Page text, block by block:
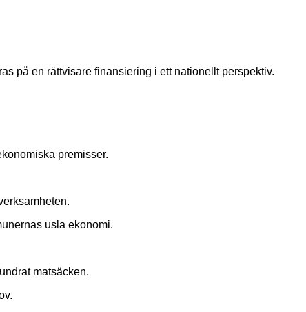
på en rättvisare finansiering i ett nationellt perspektiv.
premisser.
usla ekonomi.
matsäcken.